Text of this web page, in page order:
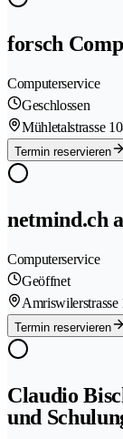
forsch
Computerservice
Geschlossen
Mühletalstrasse 10
Termin reservieren
netmind.ch
Computerservice
Geöffnet
Amriswilerstrasse
Termin reservieren
Claudio
und